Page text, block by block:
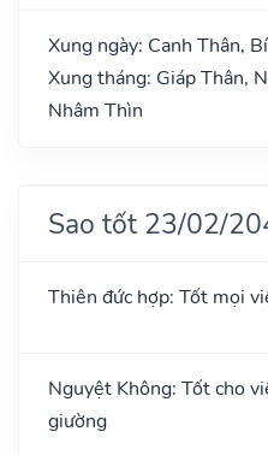
Xung ngày: Canh Thân,
Xung tháng: Giáp Thân,
Nhâm Thìn
Sao tốt 23/02/
Thiên đức hợp: Tốt mọi
Nguyệt Không: Tốt cho
giường